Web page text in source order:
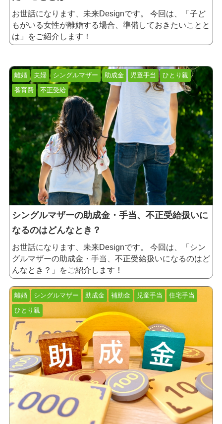
お世話になります、未来Designです。 今回は、「子ど
もがいる女性が離婚する場合、準備しておきたいことと
は」をご紹介します！
離婚 夫婦 シングルマザー 助成金 児童手当
ひとり親
養育費
不正受給
シングルマザーの助成金・手当、不正受給扱いに
なるのはどんなとき？
お世話になります、未来Designです。 今回は、「シン
グルマザーの助成金・手当、不正受給扱いになるのはど
んなとき？」をご紹介します！
離婚 シングルマザー 助成金 補助金 児童手当
住宅手当
ひとり親